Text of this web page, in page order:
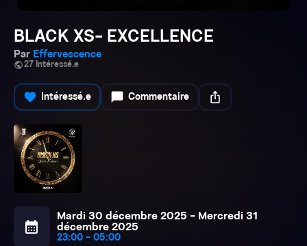
BLACK XS- EXCELLENCE
Par Effervescence
public27 Intéressé.e
favorite Intéressé.e chat_bubble Commentaire ios_share
calendar_month
Mardi 30 décembre 2025 - Mercredi 31
décembre 2025
23:00 - 05:00